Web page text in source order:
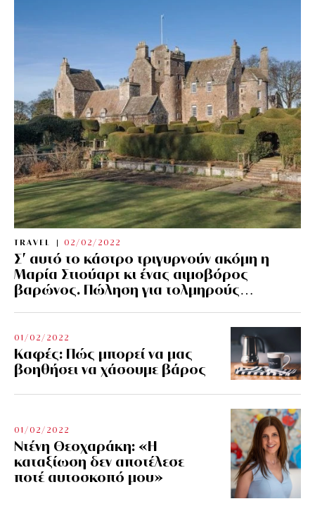
TRAVEL 02/02/2022
Σ’ αυτό το κάστρο τριγυρνούν ακόμη η
Μαρία Στιούαρτ κι ένας αιμοβόρος
βαρώνος. Πώληση για τολμηρούς…
01/02/2022
Kαφές: Πώς μπορεί να μας
βοηθήσει να χάσουμε βάρος
01/02/2022
Ντένη Θεοχαράκη: «Η
καταξίωση δεν αποτέλεσε
ποτέ αυτοσκοπό μου»